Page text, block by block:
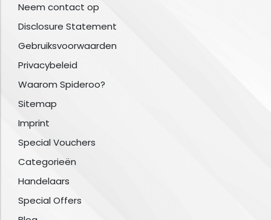
Neem contact op
Disclosure Statement
Gebruiksvoorwaarden
Privacybeleid
Waarom Spideroo?
Sitemap
Imprint
Special Vouchers
Categorieën
Handelaars
Special Offers